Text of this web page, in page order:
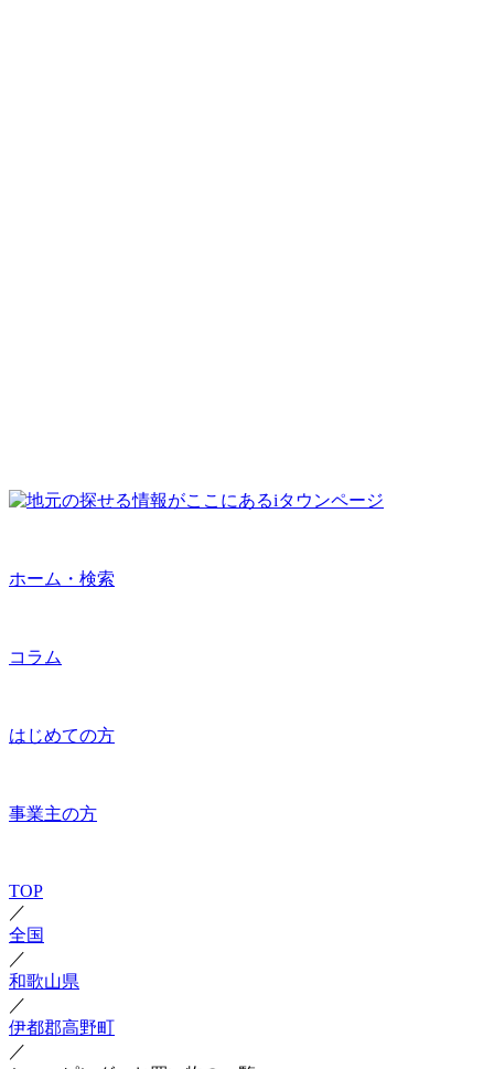
ホーム・検索
コラム
はじめての方
事業主の方
TOP
／
全国
／
和歌山県
／
伊都郡高野町
／